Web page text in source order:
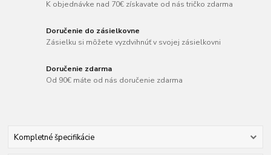
K objednávke nad 70€ získavate od nás tričko zdarma
Doručenie do zásielkovne
Zásielku si môžete vyzdvihnúť v svojej zásielkovni
Doručenie zdarma
Od 90€ máte od nás doručenie zdarma
Kompletné špecifikácie